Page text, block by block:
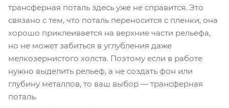
трансферная поталь здесь уже не справится. Это
связано с тем, что поталь переносится с пленки, она
хорошо приклеивается на верхние части рельефа,
но не может забиться в углубления даже
мелкозернистого холста. Поэтому если в работе
нужно выделить рельеф, а не создать фон или
глубину металлов, то ваш выбор — трансферная
поталь.